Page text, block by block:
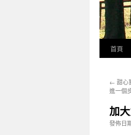
首頁
← 甜心
進一個
加
發佈日